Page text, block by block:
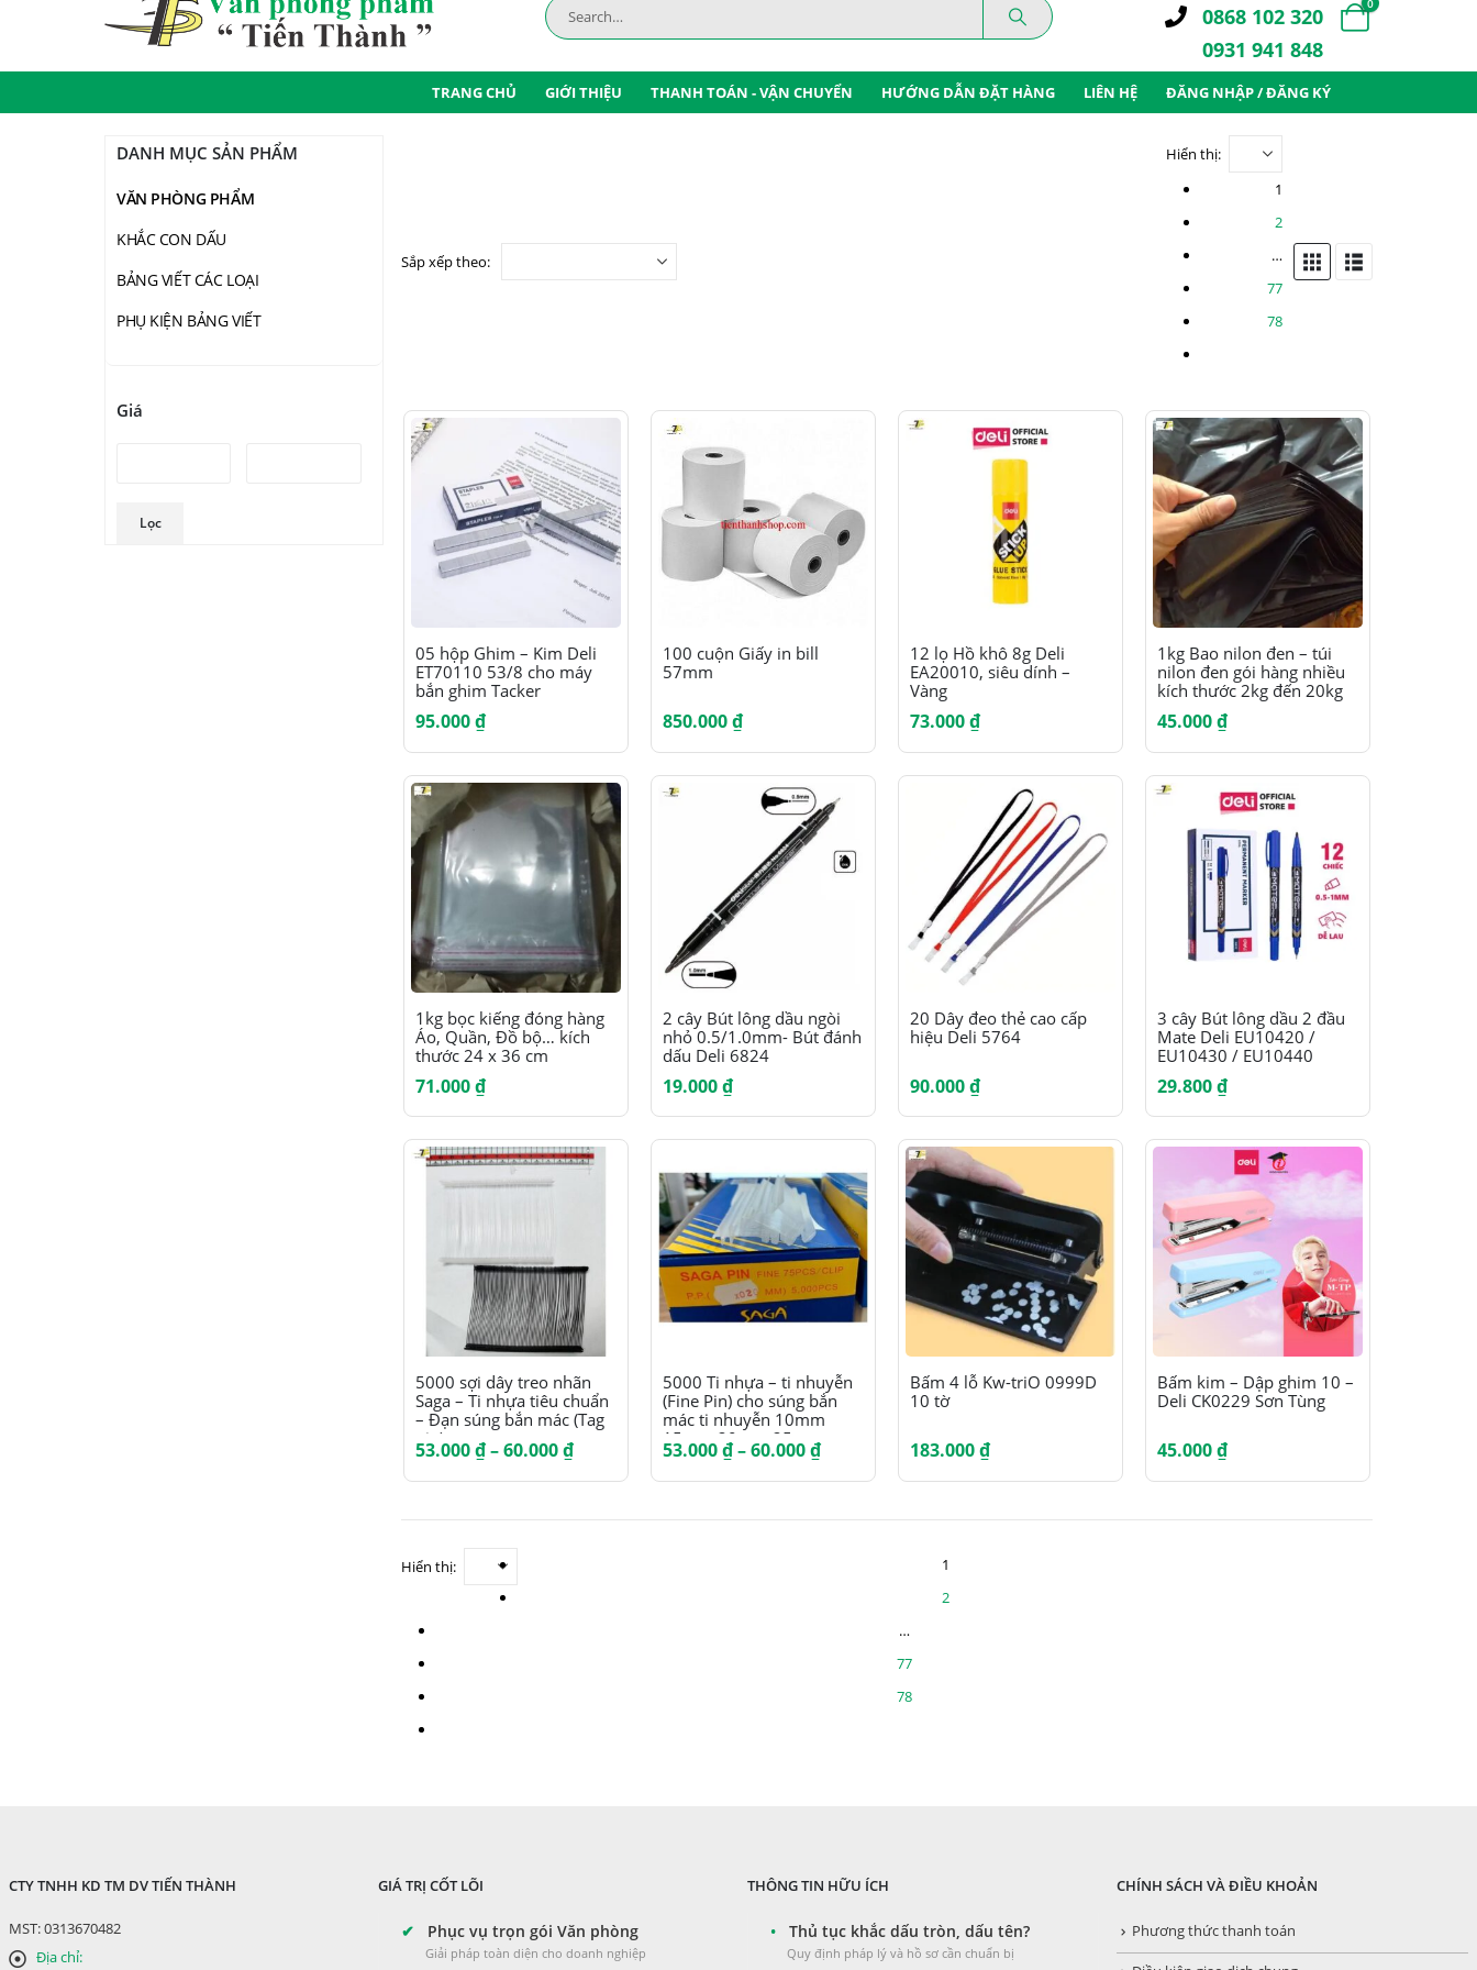
0868 102 320
0931 941 848
0
TRANG CHỦ GIỚI THIỆU THANH TOÁN - VẬN CHUYỂN HƯỚNG DẪN ĐẶT HÀNG LIÊN HỆ ĐĂNG NHẬP / ĐĂNG KÝ
Sắp xếp theo:
Hiển thị:
1
2
…
77
78
05 hộp Ghim – Kim Deli
ET70110 53/8 cho máy
bắn ghim Tacker
95.000₫
100 cuộn Giấy in bill
57mm
850.000₫
12 lọ Hồ khô 8g Deli
EA20010, siêu dính –
Vàng
73.000₫
Sản
phẩm
này
có
nhiều
thể
được
chọn
trang
phẩm
1kg Bao nilon đen – túi
nilon đen gói hàng nhiều
kích thước 2kg đến 20kg
45.000₫
1kg bọc kiếng đóng hàng
Áo, Quần, Đồ bộ… kích
thước 24 x 36 cm
71.000₫
Sản
phẩm
này
có
nhiều
biến
thể.
Các
tùy
chọn
thể
được
chọn
2 cây Bút lông dầu ngòi
nhỏ 0.5/1.0mm- Bút đánh
dấu Deli 6824
19.000₫
Sản
phẩm
này
có
nhiều
biến
thể.
Các
tùy
chọn
thể
được
chọn
20 Dây đeo thẻ cao cấp
hiệu Deli 5764
90.000₫
Sản
phẩm
này
có
nhiều
thể.
Các
tùy
chọn
thể
được
chọn
3 cây Bút lông dầu 2 đầu
Mate Deli EU10420 /
EU10430 / EU10440
29.800₫
Sản
phẩm
này
có
thể.
trang
phẩm
5000 sợi dây treo nhãn
Saga – Ti nhựa tiêu chuẩn
– Đạn súng bắn mác (Tag
pin)
53.000₫–60.000₫Khoảng
từ
đến
Sản
phẩm
này
có
5000 Ti nhựa – ti nhuyễn
(Fine Pin) cho súng bắn
mác ti nhuyễn 10mm
15mm 20mm 25mm
35mm 50mm 75mm
53.000₫–60.000₫Khoảng
từ
đến
Bấm 4 lỗ Kw-triO 0999D
10 tờ
183.000₫
Sản
phẩm
này
có
trang
phẩm
Bấm kim – Dập ghim 10 –
Deli CK0229 Sơn Tùng
45.000₫
Hiển thị:
1
2
…
77
78
DANH MỤC SẢN PHẨM
VĂN PHÒNG PHẨM
KHẮC CON DẤU
BẢNG VIẾT CÁC LOẠI
PHỤ KIỆN BẢNG VIẾT
Giá
Lọc
CTY TNHH KD TM DV TIẾN THÀNH
MST: 0313670482
Địa chỉ:
GIÁ TRỊ CỐT LÕI
✔ Phục vụ trọn gói Văn phòng
Giải pháp toàn diện cho doanh nghiệp
THÔNG TIN HỮU ÍCH
• Thủ tục khắc dấu tròn, dấu tên?
Quy định pháp lý và hồ sơ cần chuẩn bị
CHÍNH SÁCH VÀ ĐIỀU KHOẢN
Phương thức thanh toán